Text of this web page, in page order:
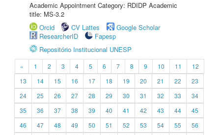
Academic Appointment Category: RDIDP Academic
title: MS-3.2
Orcid
CV Lattes
Google Scholar
ResearcherID
Fapesp
Repositório Institucional UNESP
« 1 2 3 4 5 6 7 8 9 10 11
12
13
14 15 16 17 18 19 20 21 22
23
24
25 26 27 28 29 30 31 32 33
34
35
36 37 38 39 40 41 42 43 44
45
46
47 48 49 50 51 52 53 54 55
56